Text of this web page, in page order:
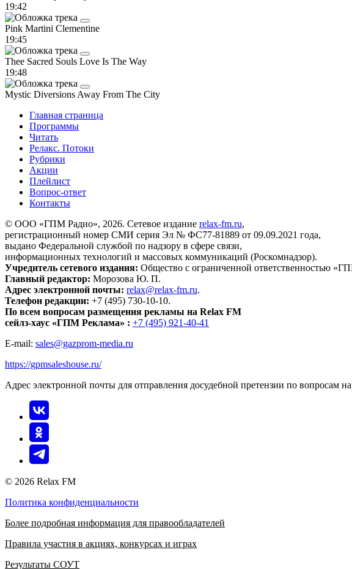
19:42
Pink Martini Clementine
19:45
Thee Sacred Souls Love Is The Way
19:48
Mystic Diversions Away From The City
Главная страница
Программы
Читать
Релакс. Потоки
Рубрики
Акции
Плейлист
Вопрос-ответ
Контакты
© ООО «ГПМ Радио», 2026. Сетевое издание relax-fm.ru,
регистрационный номер СМИ серия Эл № ФС77-81889 от 09.09.2021 года,
выдано Федеральной службой по надзору в сфере связи,
информационных технологий и массовых коммуникаций (Роскомнадзор).
Учредитель сетевого издания: Общество с ограниченной ответственностью
Главный редактор: Морозова Ю. П.
Адрес электронной почты: relax@relax-fm.ru.
Телефон редакции: +7 (495) 730-10-10.
По всем вопросам размещения рекламы на Relax FM
сейлз-хаус «ГПМ Реклама» : +7 (495) 921-40-41
E-mail: sales@gazprom-media.ru
https://gpmsaleshouse.ru/
Адрес электронной почты для отправления досудебной претензии по вопросам
© 2026 Relax FM
Политика конфиденциальности
Более подробная информация для правообладателей
Правила участия в акциях, конкурсах и играх
Результаты СОУТ